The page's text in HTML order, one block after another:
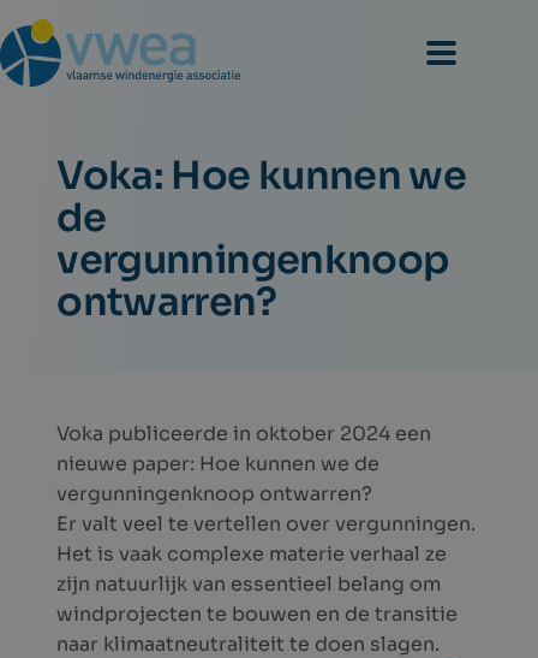
Voka: Hoe kunnen we
de
vergunningenknoop
ontwarren?
Voka publiceerde in oktober 2024 een
nieuwe paper: Hoe kunnen we de
vergunningenknoop ontwarren?
Er valt veel te vertellen over vergunningen.
Het is vaak complexe materie verhaal ze
zijn natuurlijk van essentieel belang om
windprojecten te bouwen en de transitie
naar klimaatneutraliteit te doen slagen.